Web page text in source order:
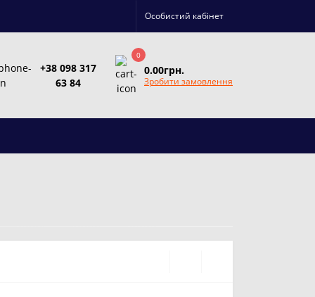
Особистий кабінет
+38 098 317
63 84
0
0.00грн.
Зробити замовлення